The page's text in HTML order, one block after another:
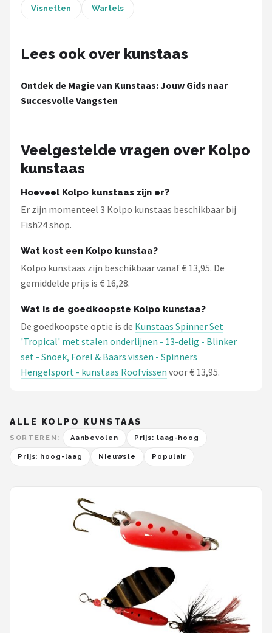
Visnetten Wartels
Lees ook over kunstaas
Ontdek de Magie van Kunstaas: Jouw Gids naar
Succesvolle Vangsten
Veelgestelde vragen over Kolpo
kunstaas
Hoeveel Kolpo kunstaas zijn er?
Er zijn momenteel 3 Kolpo kunstaas beschikbaar bij
Fish24 shop.
Wat kost een Kolpo kunstaa?
Kolpo kunstaas zijn beschikbaar vanaf € 13,95. De
gemiddelde prijs is € 16,28.
Wat is de goedkoopste Kolpo kunstaa?
De goedkoopste optie is de Kunstaas Spinner Set
'Tropical' met stalen onderlijnen - 13-delig - Blinker
set - Snoek, Forel & Baars vissen - Spinners
Hengelsport - kunstaas Roofvissen voor € 13,95.
ALLE KOLPO KUNSTAAS
SORTEREN: Aanbevolen Prijs: laag-hoog
Prijs: hoog-laag Nieuwste Populair